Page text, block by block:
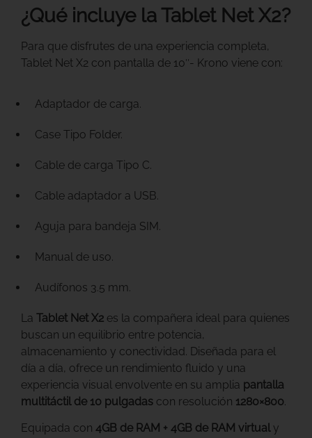
¿Qué incluye la Tablet Net X2?
Para que disfrutes de una experiencia completa,
Tablet Net X2 con pantalla de 10″- Krono viene con:
Adaptador de carga.
Case Tipo Folder.
Cable de carga Tipo C.
Cable adaptador a USB.
Aguja para bandeja SIM.
Manual de uso.
Audífonos 3.5 mm.
La Tablet Net X2 es la compañera ideal para quienes
buscan un equilibrio entre potencia,
almacenamiento y conectividad. Diseñada para el
día a día, ofrece un rendimiento fluido y una
experiencia visual envolvente en su amplia pantalla
multitáctil de 10 pulgadas con resolución 1280×800
Equipada con 4GB de RAM + 4GB de RAM virtualy